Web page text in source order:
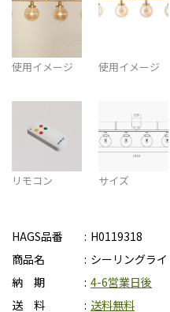
使用イメージ 使用イメージ
リモコン サイズ
HAGS品番
H0119318
商品名
シーリングラ
納 期
4-6営業日後
送 料
送料無料